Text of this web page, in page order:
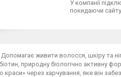
У компанії
покидаючи сайту.
живити волосся, шкіру та
природну біологічно активну
через харчування, яке він